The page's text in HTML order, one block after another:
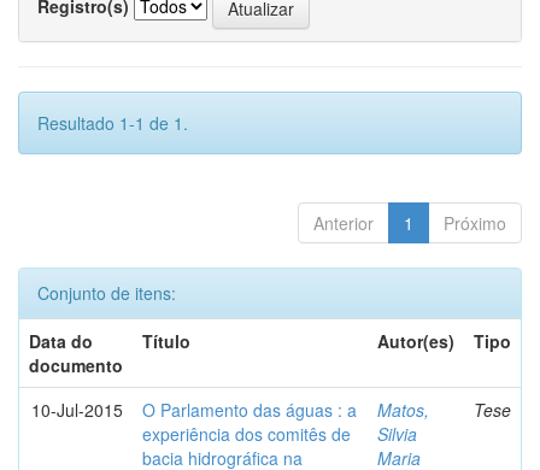
Registro(s)
Resultado 1-1 de 1.
Anterior 1 Próximo
Conjunto de itens:
Data do
documento
Título Autor(es) Tipo
10-Jul-2015
O Parlamento das águas : a
experiência dos comitês de
bacia hidrográfica na
Matos,
Silvia
Maria
Tese